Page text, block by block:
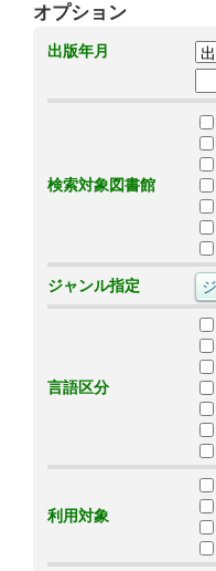
オプション
出版年月
検索対象図書館
ジャンル指定
言語区分
利用対象